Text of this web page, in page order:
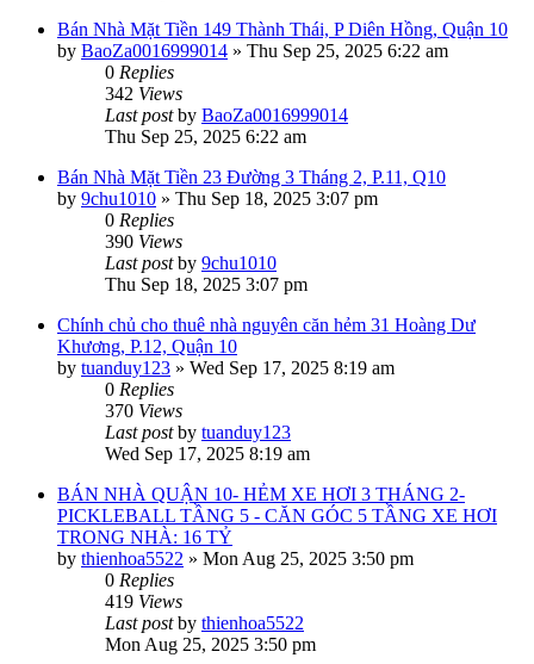
Bán Nhà Mặt Tiền 149 Thành Thái, P Diên Hồng, Quận 10
by BaoZa0016999014 » Thu Sep 25, 2025 6:22 am
0 Replies
342 Views
Last postby BaoZa0016999014
Thu Sep 25, 2025 6:22 am
Bán Nhà Mặt Tiền 23 Đường 3 Tháng 2, P.11, Q10
by 9chu1010 » Thu Sep 18, 2025 3:07 pm
0 Replies
390 Views
Last postby 9chu1010
Thu Sep 18, 2025 3:07 pm
Chính chủ cho thuê nhà nguyên căn hẻm 31 Hoàng Dư
Khương, P.12, Quận 10
by tuanduy123 » Wed Sep 17, 2025 8:19 am
0 Replies
370 Views
Last postby tuanduy123
Wed Sep 17, 2025 8:19 am
BÁN NHÀ QUẬN 10- HẺM XE HƠI 3 THÁNG 2-
PICKLEBALL TẦNG 5 - CĂN GÓC 5 TẦNG XE HƠI
TRONG NHÀ: 16 TỶ
by thienhoa5522 » Mon Aug 25, 2025 3:50 pm
0 Replies
419 Views
Last postby thienhoa5522
Mon Aug 25, 2025 3:50 pm